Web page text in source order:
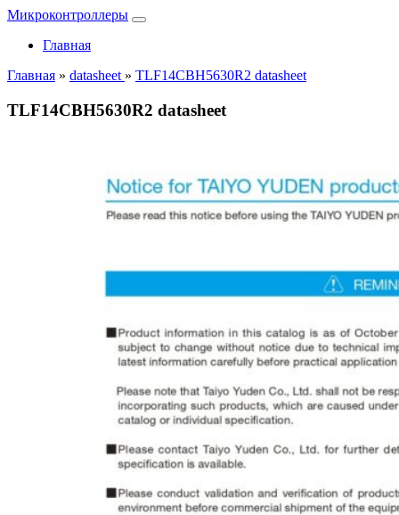
Микроконтроллеры
Главная
Главная » datasheet » TLF14CBH5630R2 datasheet
TLF14CBH5630R2 datasheet